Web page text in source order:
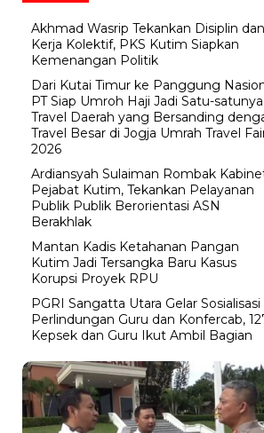
Akhmad Wasrip Tekankan Disiplin dan
Kerja Kolektif, PKS Kutim Siapkan
Kemenangan Politik
Dari Kutai Timur ke Panggung
PT Siap Umroh Haji Jadi Satu-satunya
Travel Daerah yang Bersanding
Travel Besar di Jogja Umrah Travel
2026
Ardiansyah Sulaiman Rombak
Pejabat Kutim, Tekankan Pelayanan
Publik Publik Berorientasi ASN
Berakhlak
Mantan Kadis Ketahanan Pangan
Kutim Jadi Tersangka Baru Kasus
Korupsi Proyek RPU
PGRI Sangatta Utara Gelar Sosialisasi
Perlindungan Guru dan Konfercab,
Kepsek dan Guru Ikut Ambil Bagian